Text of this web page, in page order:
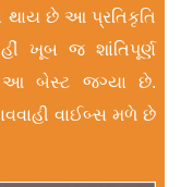
થાય છે આ પ્રતિકૃતિ
ખૂબ જ શાંતિપૂર્ણ
આ બેસ્ટ જગ્યા છે.
વાઈબ્સ મળે છે